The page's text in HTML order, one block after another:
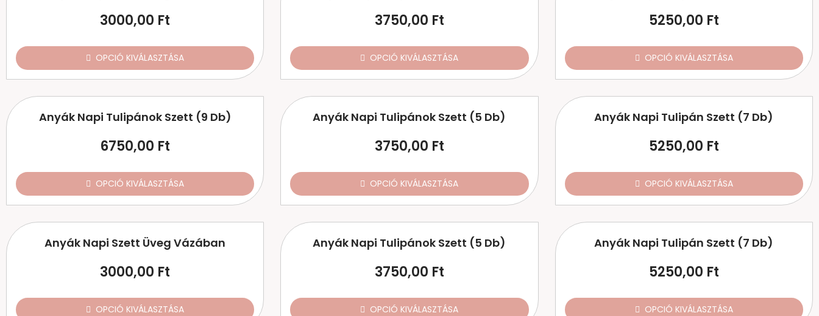
3000,00 Ft
OPCIÓ KIVÁLASZTÁSA
3750,00 Ft
OPCIÓ KIVÁLASZTÁSA
5250,00 Ft
OPCIÓ KIVÁLASZTÁSA
Anyák Napi Tulipánok Szett (9 Db)
6750,00 Ft
OPCIÓ KIVÁLASZTÁSA
Anyák Napi Tulipánok Szett (5 Db)
3750,00 Ft
OPCIÓ KIVÁLASZTÁSA
Anyák Napi Tulipán Szett (7 Db)
5250,00 Ft
OPCIÓ KIVÁLASZTÁSA
Anyák Napi Szett Üveg Vázában
3000,00 Ft
OPCIÓ KIVÁLASZTÁSA
Anyák Napi Tulipánok Szett (5 Db)
3750,00 Ft
OPCIÓ KIVÁLASZTÁSA
Anyák Napi Tulipán Szett (7 Db)
5250,00 Ft
OPCIÓ KIVÁLASZTÁSA